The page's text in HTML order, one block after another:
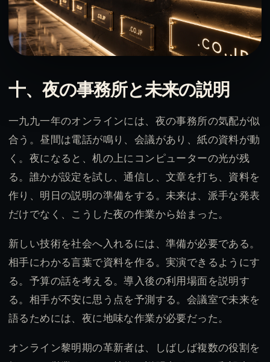
十、夜の事務所と未来の説明
一九九一年のオンラインには、夜の事務所の気配が似
合う。昼間は電話が鳴り、会議があり、紙の資料が動
く。夜になると、机の上にコンピューターの光が残
る。誰かが設定を試し、通信し、文章を打ち、資料を
作り、明日の説明の準備をする。未来は、派手な発表
だけでなく、こうした夜の作業から始まった。
新しい技術を社会へ入れるには、準備が必要である。
相手にわかる言葉で資料を作る。実演できるようにす
る。予算の話を考える。導入後の利用場面を説明す
る。相手が不安に思う点を予測する。会議室で未来を
語るためには、夜に地味な作業が必要だった。
オンライン黎明期の革新者は、しばしば複数の役割を